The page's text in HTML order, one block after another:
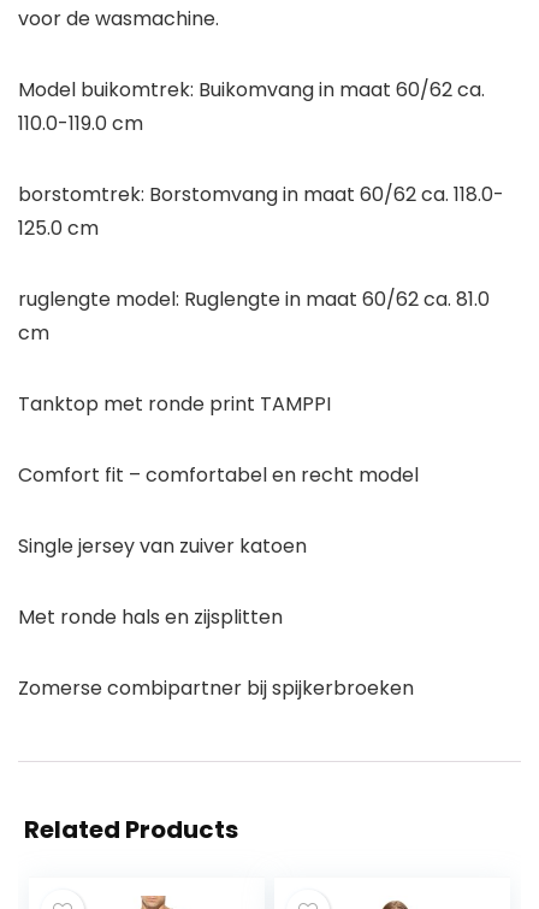
voor de wasmachine.
Model buikomtrek: Buikomvang in maat 60/62 ca.
110.0-119.0 cm
borstomtrek: Borstomvang in maat 60/62 ca. 118.0-
125.0 cm
ruglengte model: Ruglengte in maat 60/62 ca. 81.0
cm
Tanktop met ronde print TAMPPI
Comfort fit – comfortabel en recht model
Single jersey van zuiver katoen
Met ronde hals en zijsplitten
Zomerse combipartner bij spijkerbroeken
Related Products